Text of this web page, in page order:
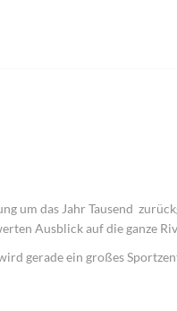
um das Jahr Tausend
Ausblick auf die ganze
gerade ein großes